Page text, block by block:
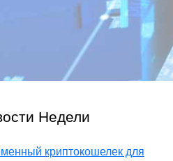
Недели
криптокошелек для